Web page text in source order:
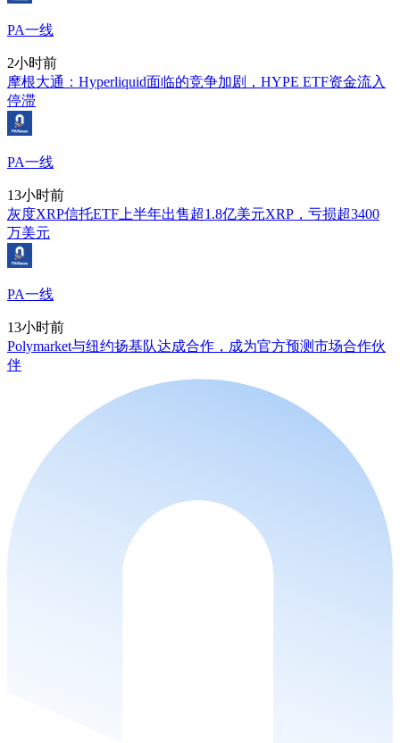
PA一线
2小时前
摩根大通：Hyperliquid面临的竞争加剧，HYPE ETF资金流入
停滞
PA一线
13小时前
灰度XRP信托ETF上半年出售超1.8亿美元XRP，亏损超3400
万美元
PA一线
13小时前
Polymarket与纽约扬基队达成合作，成为官方预测市场合作伙
伴